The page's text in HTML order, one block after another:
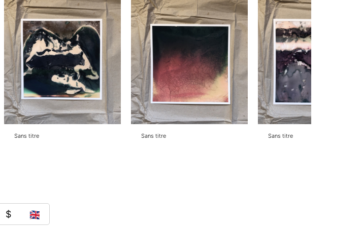
Sans titre Sans titre Sans titre